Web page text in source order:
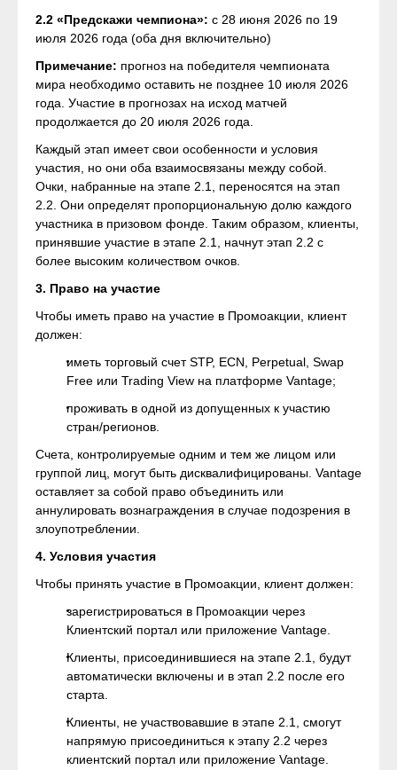
2.2 «Предскажи чемпиона»: с 28 июня 2026 по 19
июля 2026 года (оба дня включительно)
Примечание: прогноз на победителя чемпионата
мира необходимо оставить не позднее 10 июля 2026
года. Участие в прогнозах на исход матчей
продолжается до 20 июля 2026 года.
Каждый этап имеет свои особенности и условия
участия, но они оба взаимосвязаны между собой.
Очки, набранные на этапе 2.1, переносятся на этап
2.2. Они определят пропорциональную долю каждого
участника в призовом фонде. Таким образом, клиенты,
принявшие участие в этапе 2.1, начнут этап 2.2 с
более высоким количеством очков.
3. Право на участие
Чтобы иметь право на участие в Промоакции, клиент
должен:
иметь торговый счет STP, ECN, Perpetual, Swap
Free или Trading View на платформе Vantage;
проживать в одной из допущенных к участию
стран/регионов.
Счета, контролируемые одним и тем же лицом или
группой лиц, могут быть дисквалифицированы. Vantage
оставляет за собой право объединить или
аннулировать вознаграждения в случае подозрения в
злоупотреблении.
4. Условия участия
Чтобы принять участие в Промоакции, клиент должен:
зарегистрироваться в Промоакции через
Клиентский портал или приложение Vantage.
Клиенты, присоединившиеся на этапе 2.1, будут
автоматически включены и в этап 2.2 после его
старта.
Клиенты, не участвовавшие в этапе 2.1, смогут
напрямую присоединиться к этапу 2.2 через
клиентский портал или приложение Vantage.